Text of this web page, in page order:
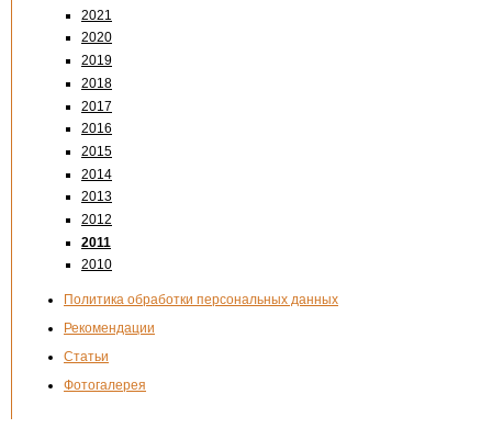
2021
2020
2019
2018
2017
2016
2015
2014
2013
2012
2011
2010
Политика обработки персональных данных
Рекомендации
Статьи
Фотогалерея